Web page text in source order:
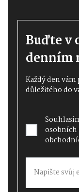
Buďte v
denním
Každý den
důležitého do
osobních